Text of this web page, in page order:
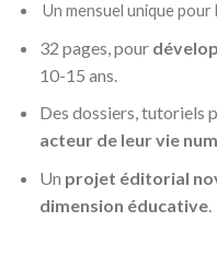
Un mensuel unique pour
32 pages, pour
10-15 ans.
Des dossiers, tutoriels
acteur de leur vie
Un projet éditorial
dimension éducative.